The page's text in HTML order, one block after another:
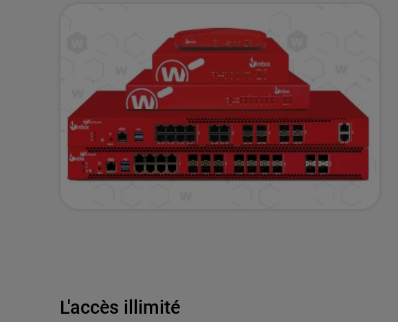
L'accès illimité